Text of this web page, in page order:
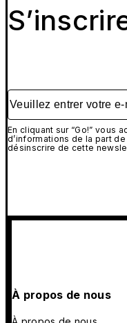
Veuillez entrer votre e-
En cliquant sur “Go!” vous
d’informations de la part
désinscrire de cette
À propos de nous